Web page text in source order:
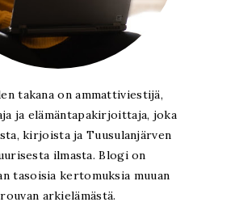
takana on ammattiviestijä,
ja elämäntapakirjoittaja, joka
kirjoista ja Tuusulanjärven
ilmasta. Blogi on
tasoisia kertomuksia muuan
rouvan arkielämästä.